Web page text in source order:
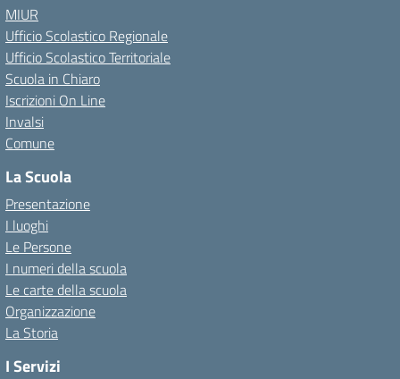
MIUR
Ufficio Scolastico Regionale
Ufficio Scolastico Territoriale
Scuola in Chiaro
Iscrizioni On Line
Invalsi
Comune
La Scuola
Presentazione
I luoghi
Le Persone
I numeri della scuola
Le carte della scuola
Organizzazione
La Storia
I Servizi